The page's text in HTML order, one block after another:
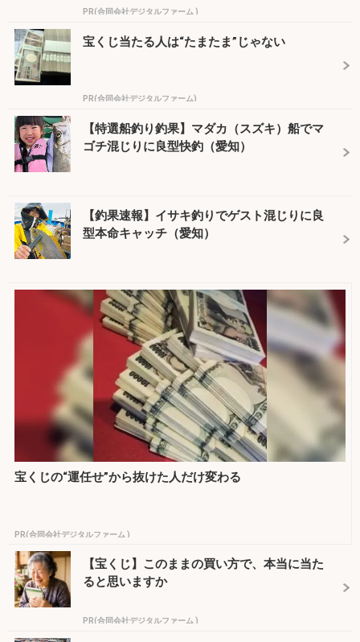
PR(合同会社デジタルファーム )
宝くじ当たる人は“たまたま”じゃない
PR(合同会社デジタルファーム)
【特選船釣り釣果】マダカ（スズキ）船でマ
ゴチ混じりに良型快釣（愛知）
【釣果速報】イサキ釣りでゲスト混じりに良
型本命キャッチ（愛知）
宝くじの“運任せ”から抜けた人だけ変わる
PR(合同会社デジタルファーム )
【宝くじ】このままの買い方で、本当に当た
ると思いますか
PR(合同会社デジタルファーム )